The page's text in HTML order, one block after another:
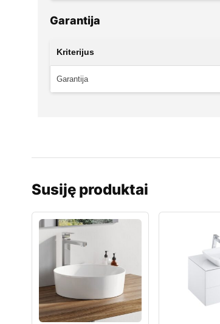
Garantija
Kriterijus
Garantija
Susiję produktai